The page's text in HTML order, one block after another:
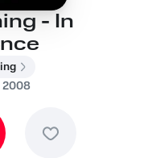
- In
2008